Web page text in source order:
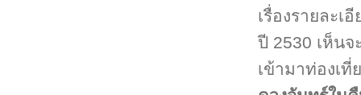
เรื่องรายละ
ปี 2530 เห็น
เข้ามาท่องเ